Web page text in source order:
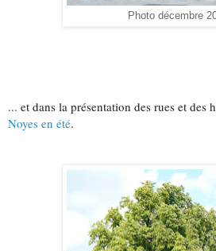
Photo décembre
... et dans la présentation des rues et des
Noyes en été.